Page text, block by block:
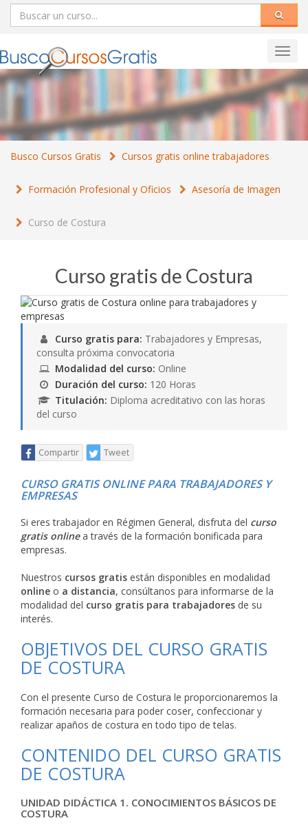
Busco Cursos Gratis Cursos gratis online trabajadores
Formación Profesional y Oficios Asesoría de Imagen
Curso de Costura
Curso gratis de Costura
Curso gratis para: Trabajadores y Empresas,
consulta próxima convocatoria
Modalidad del curso: Online
Duración del curso: 120 Horas
Titulación: Diploma acreditativo con las horas
del curso
Compartir Tweet
CURSO GRATIS ONLINE PARA TRABAJADORES Y
EMPRESAS
Si eres trabajador en Régimen General, disfruta del curso
gratis onlinea través de la formación bonificada para
empresas.
Nuestros cursos gratis están disponibles en modalidad
online o a distancia, consúltanos para informarse de la
modalidad del curso gratis para trabajadores de su
interés.
OBJETIVOS DEL CURSO GRATIS
DE COSTURA
Con el presente Curso de Costura le proporcionaremos la
formación necesaria para poder coser, confeccionar y
realizar apaños de costura en todo tipo de telas.
CONTENIDO DEL CURSO GRATIS
DE COSTURA
UNIDAD DIDÁCTICA 1. CONOCIMIENTOS BÁSICOS DE
COSTURA